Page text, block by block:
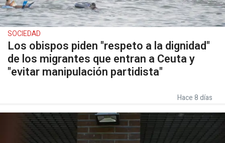
SOCIEDAD
Los obispos piden "respeto a la dignidad"
de los migrantes que entran a Ceuta y
"evitar manipulación partidista"
Hace 8 días